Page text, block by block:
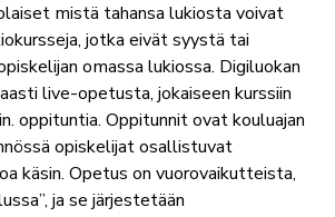
mistä tahansa lukiosta voivat
jotka eivät syystä tai
omassa lukiossa. Digiluokan
live-opetusta, jokaiseen kurssiin
oppituntia. Oppitunnit ovat kouluajan
opiskelijat osallistuvat
käsin. Opetus on vuorovaikutteista,
ja se järjestetään